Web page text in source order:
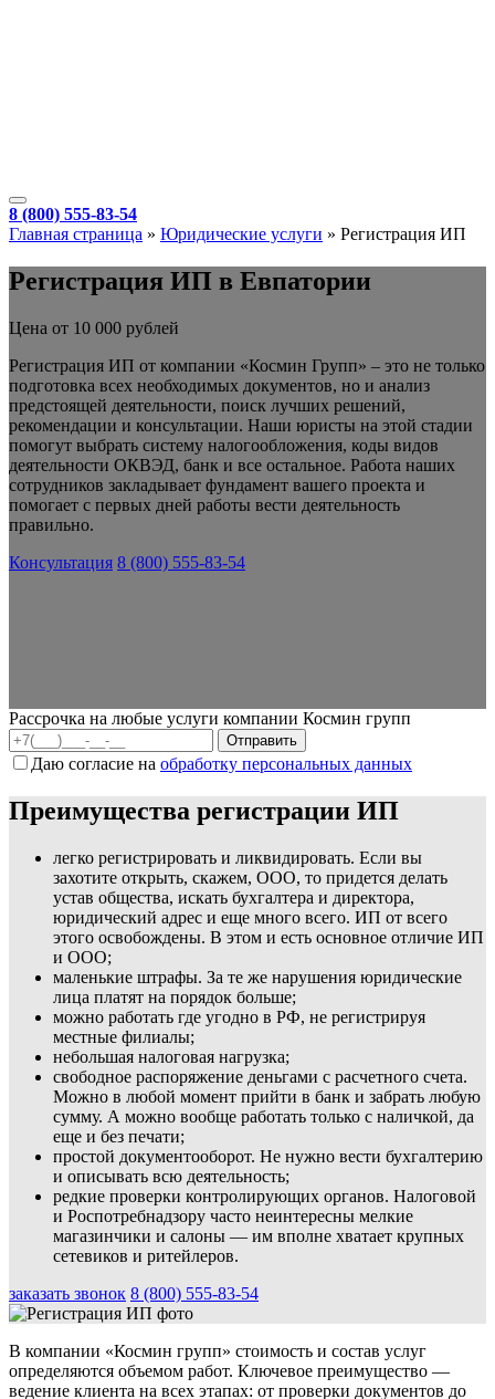
8 (800) 555-83-54
Главная страница » Юридические услуги » Регистрация ИП
Регистрация ИП в Евпатории
Цена от 10 000 рублей
Регистрация ИП от компании «Космин Групп» – это не только
подготовка всех необходимых документов, но и анализ
предстоящей деятельности, поиск лучших решений,
рекомендации и консультации. Наши юристы на этой стадии
помогут выбрать систему налогообложения, коды видов
деятельности ОКВЭД, банк и все остальное. Работа наших
сотрудников закладывает фундамент вашего проекта и
помогает с первых дней работы вести деятельность
правильно.
Консультация 8 (800) 555-83-54
Рассрочка на любые услуги компании Космин групп
Даю согласие на обработку персональных данных
Преимущества регистрации ИП
легко регистрировать и ликвидировать. Если вы
захотите открыть, скажем, ООО, то придется делать
устав общества, искать бухгалтера и директора,
юридический адрес и еще много всего. ИП от всего
этого освобождены. В этом и есть основное отличие ИП
и ООО;
маленькие штрафы. За те же нарушения юридические
лица платят на порядок больше;
можно работать где угодно в РФ, не регистрируя
местные филиалы;
небольшая налоговая нагрузка;
свободное распоряжение деньгами с расчетного счета.
Можно в любой момент прийти в банк и забрать любую
сумму. А можно вообще работать только с наличкой, да
еще и без печати;
простой документооборот. Не нужно вести бухгалтерию
и описывать всю деятельность;
редкие проверки контролирующих органов. Налоговой
и Роспотребнадзору часто неинтересны мелкие
магазинчики и салоны — им вполне хватает крупных
сетевиков и ритейлеров.
заказать звонок 8 (800) 555-83-54
В компании «Космин групп» стоимость и состав услуг
определяются объемом работ. Ключевое преимущество —
ведение клиента на всех этапах: от проверки документов до